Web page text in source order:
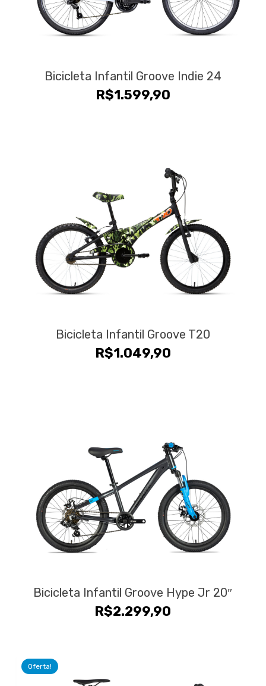
Bicicleta Infantil Groove Indie 24
R$1.599,90
Bicicleta Infantil Groove T20
R$1.049,90
Bicicleta Infantil Groove Hype Jr 20″
R$2.299,90
Oferta!